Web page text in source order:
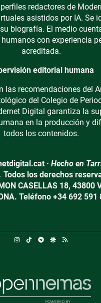
redactores de
asistidos por IA. Se
biografía. El medio
con experiencia
acreditada.
editorial humana
las recomendaciones del
del Colegio de
Digital garantiza la
en la producción y
todos los contenidos.
· Hecho en
Todos los derechos
CASELLAS 18, 43800
Teléfono +34 692 591
Instagram
TikTokTelegramGoogle Discover